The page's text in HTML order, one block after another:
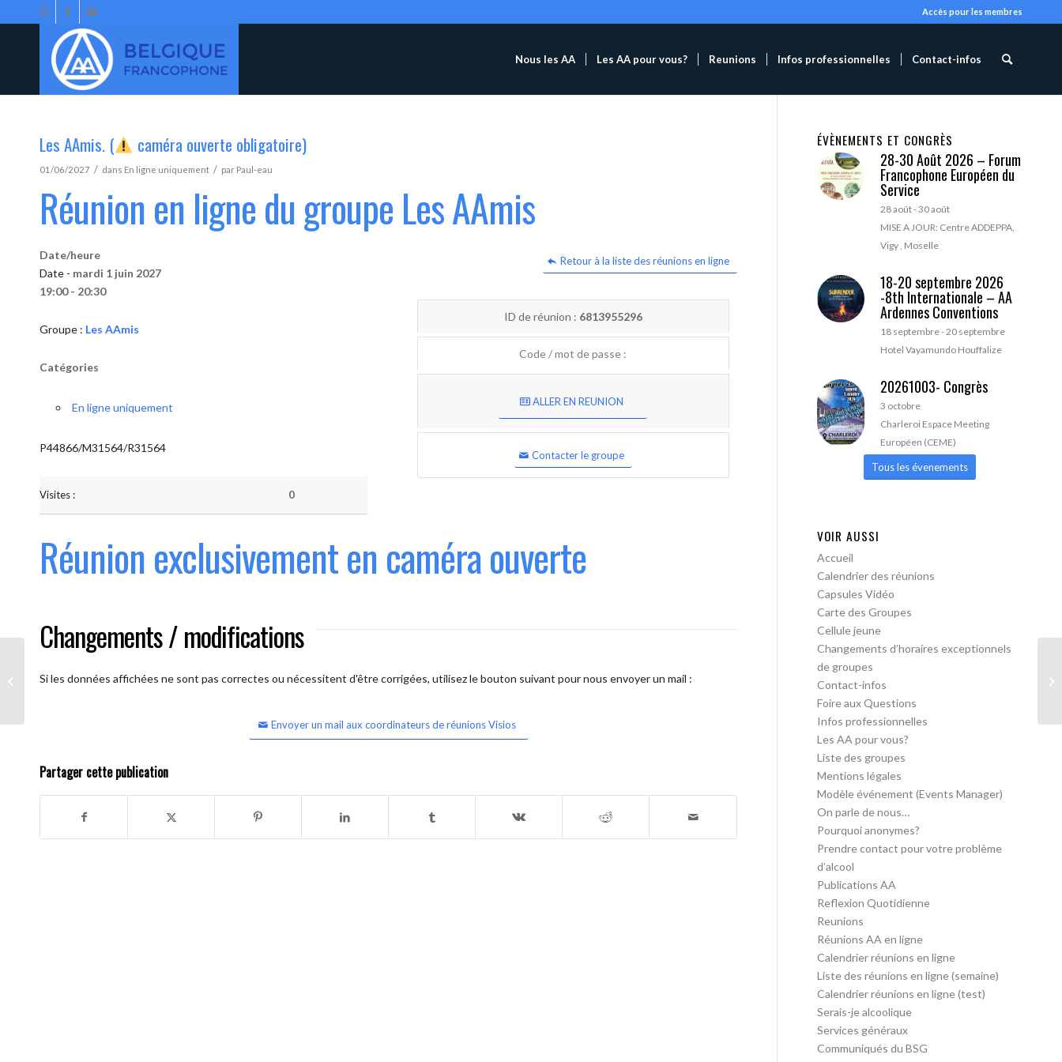
Accès pour les membres
Nous les AA Les AA pour vous? Reunions Infos professionnelles Contact-infos
Les AAmis. ( caméra ouverte obligatoire)
01/06/2027 / dans En ligne uniquement / par Paul-eau
Réunion en ligne du groupe Les AAmis
Retour à la liste des réunions en ligne
Date/heure
Date - mardi 1 juin 2027
19:00 - 20:30
Groupe : Les AAmis
Catégories
En ligne uniquement
P44866/M31564/R31564
Visites : 0
ID de réunion : 6813955296
Code / mot de passe :
ALLER EN REUNION
Contacter le groupe
Réunion exclusivement en caméra ouverte
Changements / modifications
Si les données affichées ne sont pas correctes ou nécessitent d'être corrigées, utilisez le bouton suivant pour nous envoyer un mail :
Envoyer un mail aux coordinateurs de réunions Visios
Partager cette publication
ÉVÈNEMENTS ET CONGRÈS
28-30 Août 2026 – Forum
Francophone Européen du
Service
28 août-30 août
MISE A JOUR: Centre ADDEPPA,
Vigy , Moselle
18-20 septembre 2026
-8th Internationale – AA
Ardennes Conventions
18 septembre-20 septembre
Hotel Vayamundo Houffalize
20261003- Congrès
3 octobre
Charleroi Espace Meeting
Européen (CEME)
Tous les évenements
VOIR AUSSI
Accueil
Calendrier des réunions
Capsules Vidéo
Carte des Groupes
Cellule jeune
Changements d’horaires exceptionnels
de groupes
Contact-infos
Foire aux Questions
Infos professionnelles
Les AA pour vous?
Liste des groupes
Mentions légales
Modèle événement (Events Manager)
On parle de nous…
Pourquoi anonymes?
Prendre contact pour votre problème
d’alcool
Publications AA
Reflexion Quotidienne
Reunions
Réunions AA en ligne
Calendrier réunions en ligne
Liste des réunions en ligne (semaine)
Calendrier réunions en ligne (test)
Serais-je alcoolique
Services généraux
Communiqués du BSG
Les AAmis. (
caméra ouverte